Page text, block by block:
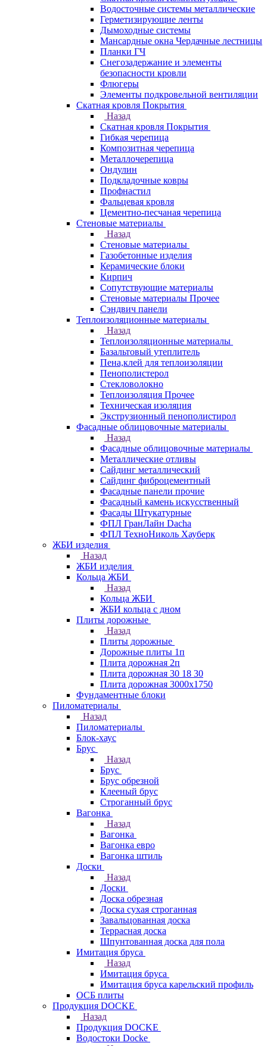
Водосточные системы металлические
Герметизирующие ленты
Дымоходные системы
Мансардные окна Чердачные лестницы
Планки ГЧ
Снегозадержание и элементы
безопасности кровли
Флюгеры
Элементы подкровельной вентиляции
Скатная кровля Покрытия
Назад
Скатная кровля Покрытия
Гибкая черепица
Композитная черепица
Металлочерепица
Ондулин
Подкладочные ковры
Профнастил
Фальцевая кровля
Цементно-песчаная черепица
Стеновые материалы
Назад
Стеновые материалы
Газобетонные изделия
Керамические блоки
Кирпич
Сопутствующие материалы
Стеновые материалы Прочее
Сэндвич панели
Теплоизоляционные материалы
Назад
Теплоизоляционные материалы
Базальтовый утеплитель
Пена,клей для теплоизоляции
Пенополистерол
Стекловолокно
Теплоизоляция Прочее
Техническая изоляция
Экструзионный пенополистирол
Фасадные облицовочные материалы
Назад
Фасадные облицовочные материалы
Металлические отливы
Сайдинг металлический
Сайдинг фиброцементный
Фасадные панели прочие
Фасадный камень искусственный
Фасады Штукатурные
ФПЛ ГранЛайн Dacha
ФПЛ ТехноНиколь Хауберк
ЖБИ изделия
Назад
ЖБИ изделия
Кольца ЖБИ
Назад
Кольца ЖБИ
ЖБИ кольца с дном
Плиты дорожные
Назад
Плиты дорожные
Дорожные плиты 1п
Плита дорожная 2п
Плита дорожная 30 18 30
Плита дорожная 3000х1750
Фундаментные блоки
Пиломатериалы
Назад
Пиломатериалы
Блок-хаус
Брус
Назад
Брус
Брус обрезной
Клееный брус
Строганный брус
Вагонка
Назад
Вагонка
Вагонка евро
Вагонка штиль
Доски
Назад
Доски
Доска обрезная
Доска сухая строганная
Завальцованная доска
Террасная доска
Шпунтованная доска для пола
Имитация бруса
Назад
Имитация бруса
Имитация бруса карельский профиль
ОСБ плиты
Продукция DOCKE
Назад
Продукция DOCKE
Водостоки Docke